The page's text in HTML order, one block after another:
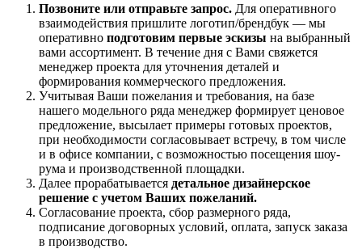
Позвоните или отправьте запрос. Для оперативного
взаимодействия пришлите логотип/брендбук — мы
оперативно подготовим первые эскизы на выбранный
вами ассортимент. В течение дня с Вами свяжется
менеджер проекта для уточнения деталей и
формирования коммерческого предложения.
Учитывая Ваши пожелания и требования, на базе
нашего модельного ряда менеджер формирует ценовое
предложение, высылает примеры готовых проектов,
при необходимости согласовывает встречу, в том числе
и в офисе компании, с возможностью посещения шоу-
рума и производственной площадки.
Далее прорабатывается детальное дизайнерское
решение с учетом Ваших пожеланий.
Согласование проекта, сбор размерного ряда,
подписание договорных условий, оплата, запуск заказа
в производство.